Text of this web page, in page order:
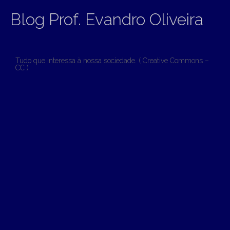
Blog Prof. Evandro Oliveira
Tudo que interessa à nossa sociedade. ( Creative Commons –
CC )